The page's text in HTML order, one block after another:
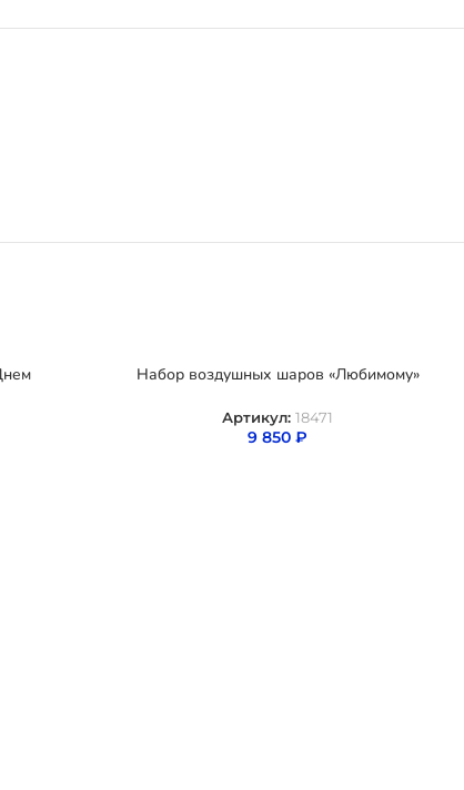
Набор воздушных шаров «Любимому»
Артикул: 18471
9 850 ₽